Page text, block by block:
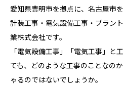
愛知県豊明市を拠点に、名古屋市
計装工事・電気設備工事・プラン
業株式会社です。
「電気設備工事」「電気工事」と
ても、どのような工事のことなの
ゃるのではないでしょうか。